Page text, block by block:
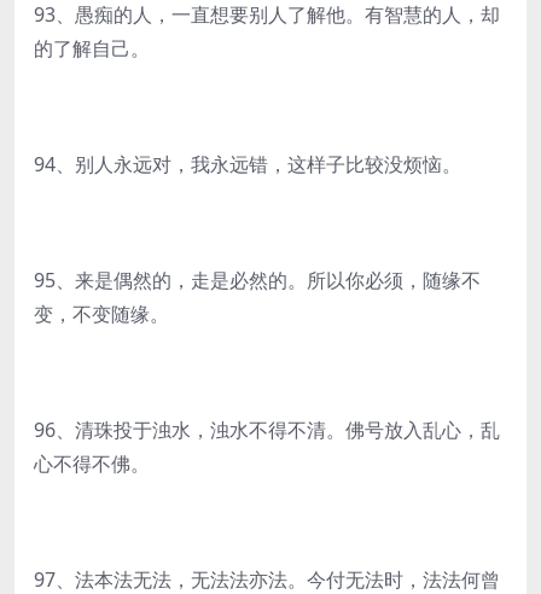
93、愚痴的人，一直想要别人了解他。有智慧的人，却
的了解自己。
94、别人永远对，我永远错，这样子比较没烦恼。
95、来是偶然的，走是必然的。所以你必须，随缘不
变，不变随缘。
96、清珠投于浊水，浊水不得不清。佛号放入乱心，乱
心不得不佛。
97、法本法无法，无法法亦法。今付无法时，法法何曾